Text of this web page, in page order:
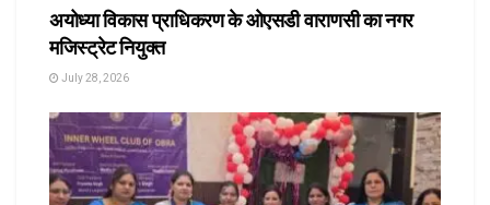
अयोध्या विकास प्राधिकरण के ओएसडी वाराणसी का नगर
मजिस्ट्रेट नियुक्त
July 28, 2026